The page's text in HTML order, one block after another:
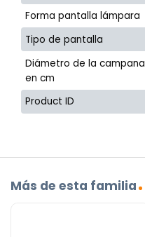
Forma pantalla lámpara
Tipo de pantalla
Diámetro de la campana
en cm
Product ID
Más de esta familia